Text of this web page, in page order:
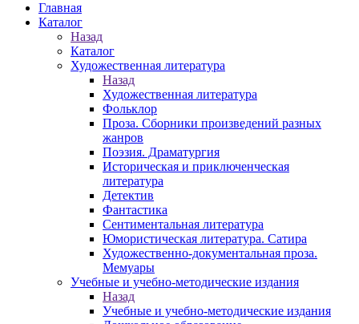
Главная
Каталог
Назад
Каталог
Художественная литература
Назад
Художественная литература
Фольклор
Проза. Сборники произведений разных
жанров
Поэзия. Драматургия
Историческая и приключенческая
литература
Детектив
Фантастика
Сентиментальная литература
Юмористическая литература. Сатира
Художественно-документальная проза.
Мемуары
Учебные и учебно-методические издания
Назад
Учебные и учебно-методические издания